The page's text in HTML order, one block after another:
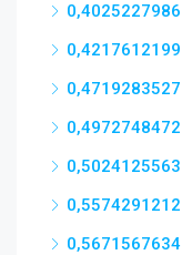
0,4025227986
0,4217612199
0,4719283527
0,4972748472
0,5024125563
0,5574291212
0,5671567634